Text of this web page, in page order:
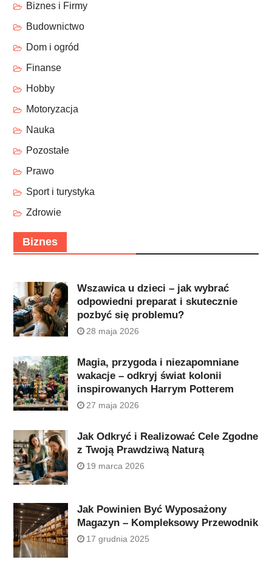
Biznes i Firmy
Budownictwo
Dom i ogród
Finanse
Hobby
Motoryzacja
Nauka
Pozostałe
Prawo
Sport i turystyka
Zdrowie
Biznes
Wszawica u dzieci – jak wybrać
odpowiedni preparat i skutecznie
pozbyć się problemu?
28 maja 2026
Magia, przygoda i niezapomniane
wakacje – odkryj świat kolonii
inspirowanych Harrym Potterem
27 maja 2026
Jak Odkryć i Realizować Cele Zgodne
z Twoją Prawdziwą Naturą
19 marca 2026
Jak Powinien Być Wyposażony
Magazyn – Kompleksowy Przewodnik
17 grudnia 2025